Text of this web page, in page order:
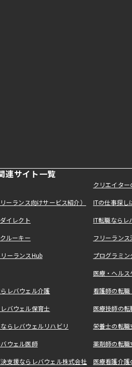
連サイト一覧
クリエイタ
ーランス向けサービス紹介） ITの仕事探
イレクト IT転職なら
ルーキー フリーラン
ーランスHub プログラミ
医療・ヘル
レバウェル介護 看護師の転
バウェル保育士 医療技師の
らレバウェルリハビリ 栄養士の転
ウェル医師 薬剤師の転
支援ならレバウェル株式会社 医療看護介